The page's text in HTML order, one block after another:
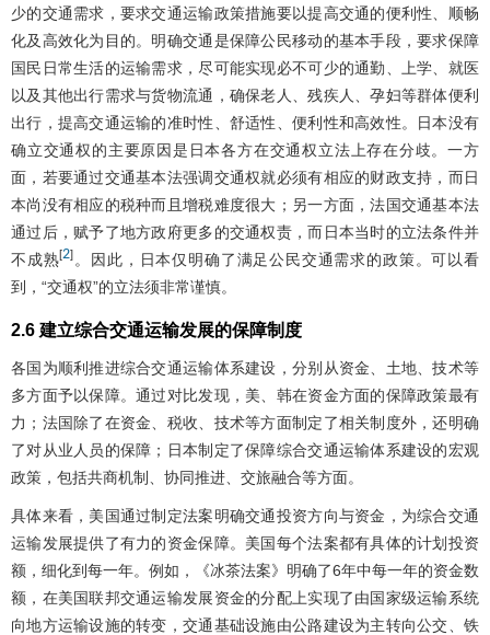
少的交通需求，要求交通运输政策措施要以提高交通的便利性、顺畅
化及高效化为目的。明确交通是保障公民移动的基本手段，要求保障
国民日常生活的运输需求，尽可能实现必不可少的通勤、上学、就医
以及其他出行需求与货物流通，确保老人、残疾人、孕妇等群体便利
出行，提高交通运输的准时性、舒适性、便利性和高效性。日本没有
确立交通权的主要原因是日本各方在交通权立法上存在分歧。一方
面，若要通过交通基本法强调交通权就必须有相应的财政支持，而日
本尚没有相应的税种而且增税难度很大；另一方面，法国交通基本法
通过后，赋予了地方政府更多的交通权责，而日本当时的立法条件并
不成熟[2] 。因此，日本仅明确了满足公民交通需求的政策。可以看
到，“交通权”的立法须非常谨慎。
2.6 建立综合交通运输发展的保障制度
各国为顺利推进综合交通运输体系建设，分别从资金、土地、技术等
多方面予以保障。通过对比发现，美、韩在资金方面的保障政策最有
力；法国除了在资金、税收、技术等方面制定了相关制度外，还明确
了对从业人员的保障；日本制定了保障综合交通运输体系建设的宏观
政策，包括共商机制、协同推进、交旅融合等方面。
具体来看，美国通过制定法案明确交通投资方向与资金，为综合交通
运输发展提供了有力的资金保障。美国每个法案都有具体的计划投资
额，细化到每一年。例如，《冰茶法案》明确了6年中每一年的资金数
额，在美国联邦交通运输发展资金的分配上实现了由国家级运输系统
向地方运输设施的转变，交通基础设施由公路建设为主转向公交、铁